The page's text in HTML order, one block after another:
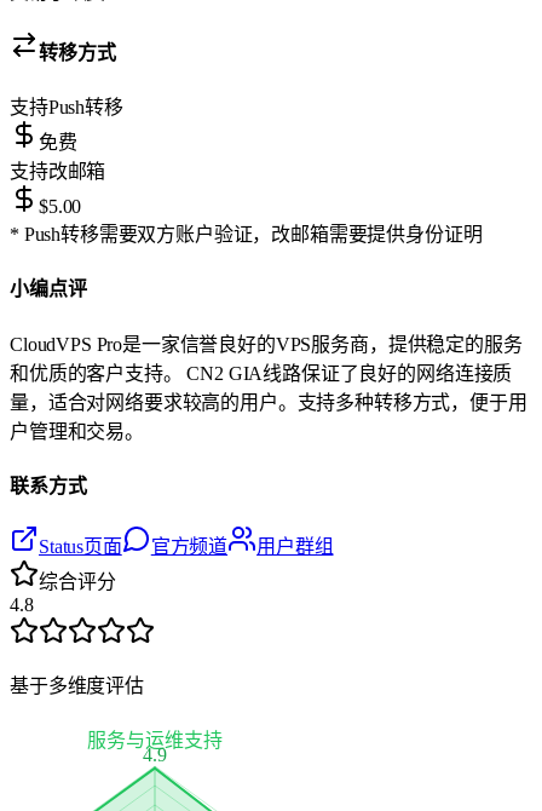
转移方式
支持Push转移
免费
支持改邮箱
$5.00
* Push转移需要双方账户验证，改邮箱需要提供身份证明
小编点评
CloudVPS Pro是一家信誉良好的VPS服务商，提供稳定的服务
和优质的客户支持。 CN2 GIA线路保证了良好的网络连接质
量，适合对网络要求较高的用户。支持多种转移方式，便于用
户管理和交易。
联系方式
Status页面 官方频道
用户群组
综合评分
4.8
基于多维度评估
服务与运维支持
4.9